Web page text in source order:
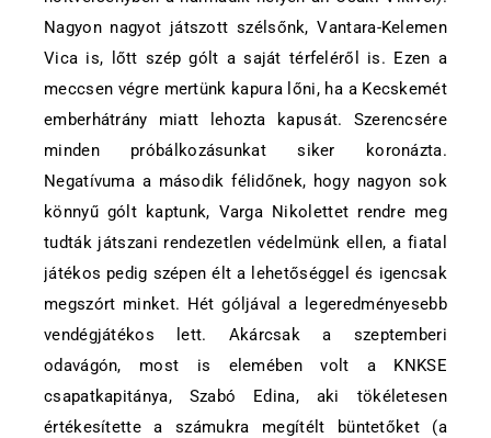
Nagyon nagyot játszott szélsőnk, Vantara-Kelemen
Vica is, lőtt szép gólt a saját térfeléről is. Ezen a
meccsen végre mertünk kapura lőni, ha a Kecskemét
emberhátrány miatt lehozta kapusát. Szerencsére
minden próbálkozásunkat siker koronázta.
Negatívuma a második félidőnek, hogy nagyon sok
könnyű gólt kaptunk, Varga Nikolettet rendre meg
tudták játszani rendezetlen védelmünk ellen, a fiatal
játékos pedig szépen élt a lehetőséggel és igencsak
megszórt minket. Hét góljával a legeredményesebb
vendégjátékos lett. Akárcsak a szeptemberi
odavágón, most is elemében volt a KNKSE
csapatkapitánya, Szabó Edina, aki tökéletesen
értékesítette a számukra megítélt büntetőket (a